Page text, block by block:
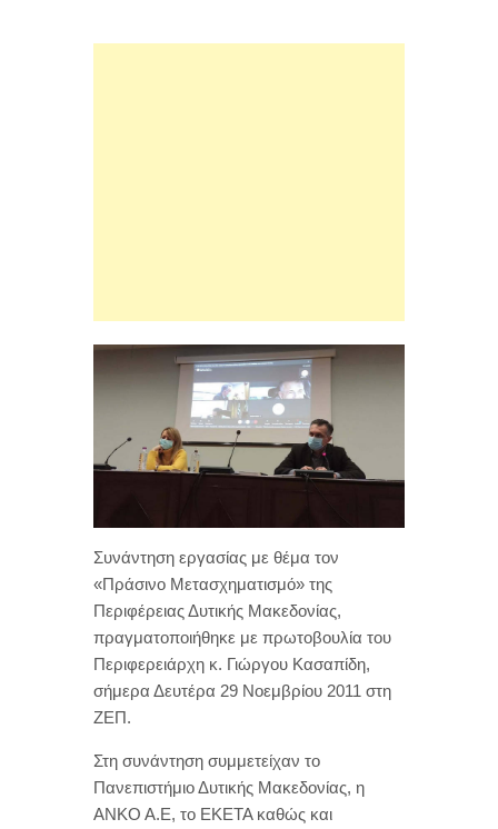
Συνάντηση εργασίας με θέμα τον
«Πράσινο Μετασχηματισμό» της
Περιφέρειας Δυτικής Μακεδονίας,
πραγματοποιήθηκε με πρωτοβουλία του
Περιφερειάρχη κ. Γιώργου Κασαπίδη,
σήμερα Δευτέρα 29 Νοεμβρίου 2011 στη
ΖΕΠ.
Στη συνάντηση συμμετείχαν το
Πανεπιστήμιο Δυτικής Μακεδονίας, η
ΑΝΚΟ Α.Ε, το ΕΚΕΤΑ καθώς και